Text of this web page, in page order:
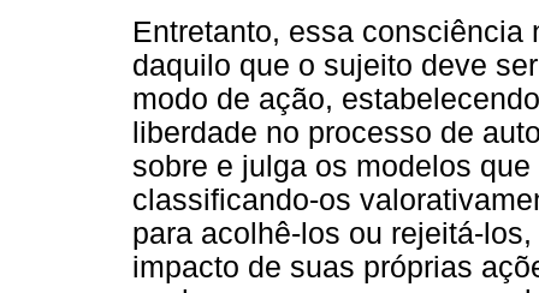
Entretanto, essa consciência
daquilo que o sujeito deve
modo de ação,
liberdade no processo de
sobre e julga os modelos
classificando-os
para acolhê-los ou rejeitá-
impacto de suas próprias